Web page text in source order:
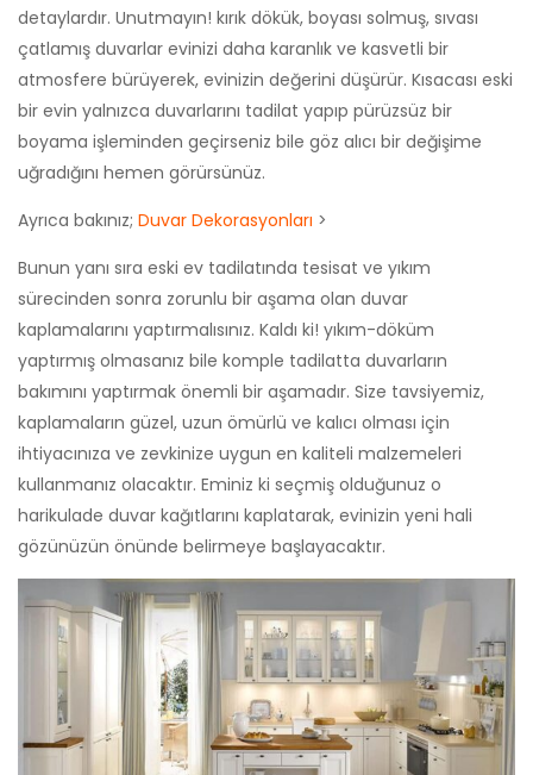
detaylardır. Unutmayın! kırık dökük, boyası solmuş, sıvası
çatlamış duvarlar evinizi daha karanlık ve kasvetli bir
atmosfere bürüyerek, evinizin değerini düşürür. Kısacası eski
bir evin yalnızca duvarlarını tadilat yapıp pürüzsüz bir
boyama işleminden geçirseniz bile göz alıcı bir değişime
uğradığını hemen görürsünüz.
Ayrıca bakınız; Duvar Dekorasyonları >
Bunun yanı sıra eski ev tadilatında tesisat ve yıkım
sürecinden sonra zorunlu bir aşama olan duvar
kaplamalarını yaptırmalısınız. Kaldı ki! yıkım-döküm
yaptırmış olmasanız bile komple tadilatta duvarların
bakımını yaptırmak önemli bir aşamadır. Size tavsiyemiz,
kaplamaların güzel, uzun ömürlü ve kalıcı olması için
ihtiyacınıza ve zevkinize uygun en kaliteli malzemeleri
kullanmanız olacaktır. Eminiz ki seçmiş olduğunuz o
harikulade duvar kağıtlarını kaplatarak, evinizin yeni hali
gözünüzün önünde belirmeye başlayacaktır.